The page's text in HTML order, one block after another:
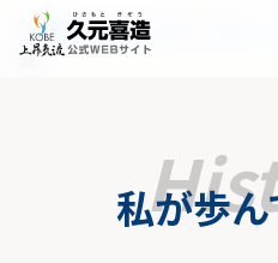
久元喜造公式Webサイト
選
私が歩